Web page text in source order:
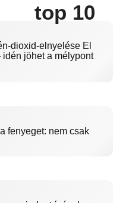
top 10
dioxid-elnyelése El
idén jöhet a mélypont
fenyeget: nem csak